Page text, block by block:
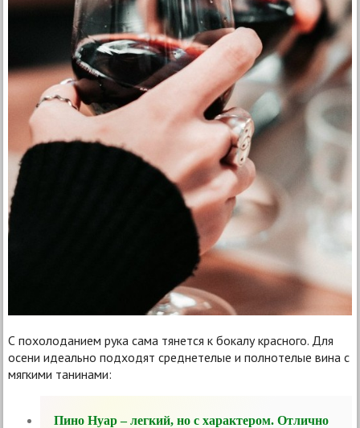
С похолоданием рука сама тянется к бокалу красного. Для
осени идеально подходят среднетелые и полнотелые вина с
мягкими танинами:
Пино Нуар – легкий, но с характером. Отлично